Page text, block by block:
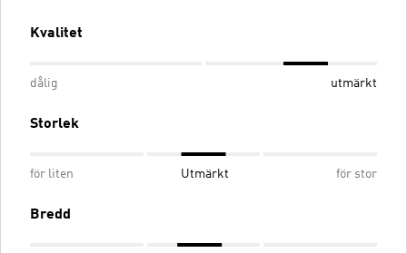
Kvalitet
dålig utmärkt
Storlek
för liten Utmärkt för stor
Bredd